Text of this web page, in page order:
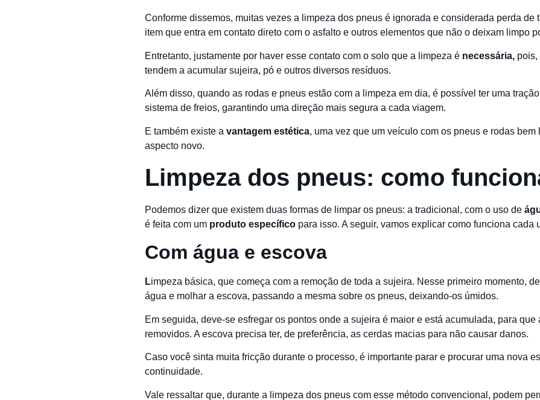
Conforme dissemos, muitas vezes a limpeza dos pneus é ignorada e considerada perda de
item que entra em contato direto com o asfalto e outros elementos que não o deixam limpo
Entretanto, justamente por haver esse contato com o solo que a limpeza é necessária, pois,
tendem a acumular sujeira, pó e outros diversos resíduos.
Além disso, quando as rodas e pneus estão com a limpeza em dia, é possível ter uma
sistema de freios, garantindo uma direção mais segura a cada viagem.
E também existe a vantagem estética, uma vez que um veículo com os pneus e rodas
aspecto novo.
Limpeza dos pneus: como
Podemos dizer que existem duas formas de limpar os pneus: a tradicional, com o uso de
é feita com um produto específico para isso. A seguir, vamos explicar como funciona cada
Com água e escova
Limpeza básica, que começa com a remoção de toda a sujeira. Nesse primeiro momento,
água e molhar a escova, passando a mesma sobre os pneus, deixando-os úmidos.
Em seguida, deve-se esfregar os pontos onde a sujeira é maior e está acumulada, para
removidos. A escova precisa ter, de preferência, as cerdas macias para não causar danos.
Caso você sinta muita fricção durante o processo, é importante parar e procurar uma nova
continuidade.
Vale ressaltar que, durante a limpeza dos pneus com esse método convencional, podem